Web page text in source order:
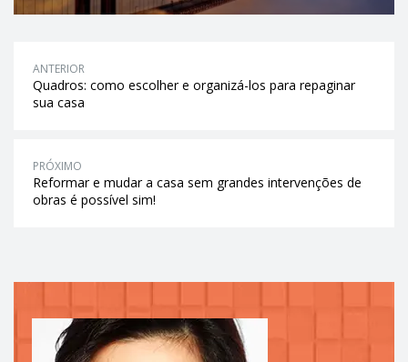
ANTERIOR
Quadros: como escolher e organizá-los para repaginar
sua casa
PRÓXIMO
Reformar e mudar a casa sem grandes intervenções de
obras é possível sim!